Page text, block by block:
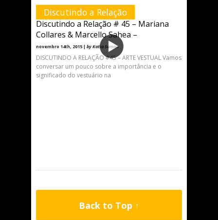
Discutindo a Relação
Discutindo a Relação # 45 – Mariana
Collares & Marcello Sahea –
novembro 14th, 2015 | by Katia Suman
DISCUTINDO A RELAÇÃO #45 – ARTE VESTUAL Vamos
conversar um pouco sobre a importância e o
significado do vestuário na
Back to Top ↑